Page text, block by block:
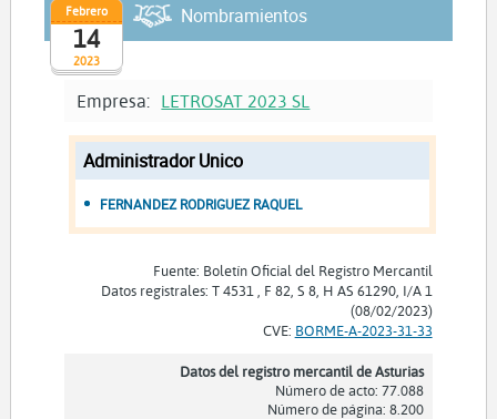
2023
Febrero
14
Nombramientos
Empresa: LETROSAT 2023 SL
Administrador Unico
FERNANDEZ RODRIGUEZ RAQUEL
Fuente: Boletín Oficial del Registro Mercantil
Datos registrales: T 4531 , F 82, S 8, H AS 61290, I/A 1
(08/02/2023)
CVE: BORME-A-2023-31-33
Datos del registro mercantil de Asturias
Número de acto: 77.088
Número de página: 8.200